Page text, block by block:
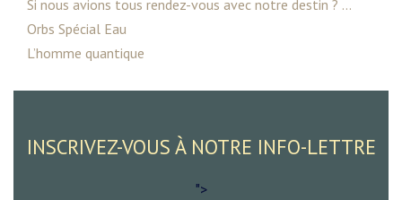
Si nous avions tous rendez-vous avec notre destin ? ...
Orbs Spécial Eau
L’homme quantique
INSCRIVEZ-VOUS À NOTRE INFO-LETTRE
">